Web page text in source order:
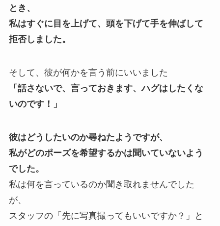
とき、
私はすぐに目を上げて、頭を下げて手を伸ばして
拒否しました。
そして、彼が何かを言う前にいいました
「話さないで、言っておきます、ハグはしたくな
いのです！」
彼はどうしたいのか尋ねたようですが、
私がどのポーズを希望するかは聞いていないよう
でした。
私は何を言っているのか聞き取れませんでした
が、
スタッフの「先に写真撮ってもいいですか？」と